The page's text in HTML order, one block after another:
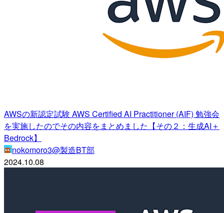
AWSの新認定試験 AWS Certified AI Practitioner (AIF) 勉強会
を実施したのでその内容をまとめました【その２：生成AI＋
Bedrock】
nokomoro3@製造BT部
2024.10.08